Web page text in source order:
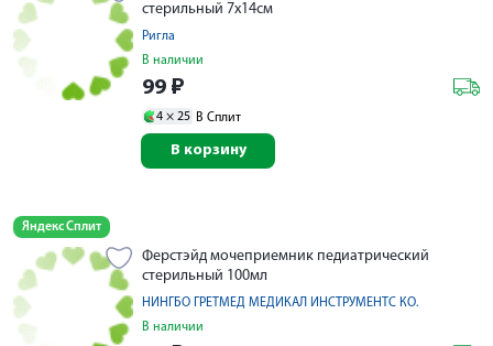
стерильный 7х14см
Ригла
В наличии
99 ₽
4 × 25 В Сплит
В корзину
Яндекс Сплит
Ферстэйд мочеприемник педиатрический
стерильный 100мл
НИНГБО ГРЕТМЕД МЕДИКАЛ ИНСТРУМЕНТС КО.
В наличии